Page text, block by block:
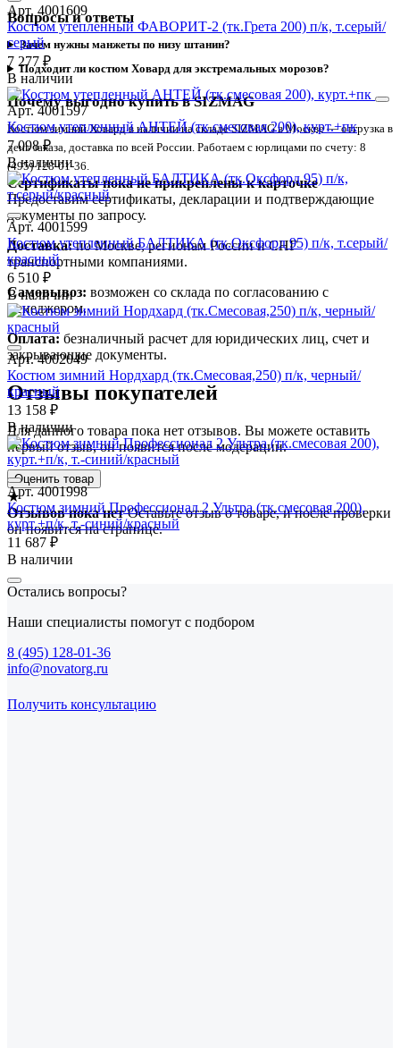
Вопросы и ответы
Зачем нужны манжеты по низу штанин?
Подходит ли костюм Ховард для экстремальных морозов?
Почему выгодно купить в SIZMAG
Костюм зимний Ховард в наличии на складе SIZMAG в Москве — отгрузка в
день заказа, доставка по всей России. Работаем с юрлицами по счету: 8
(495) 128-01-36.
Сертификаты пока не прикреплены к карточке
Предоставим сертификаты, декларации и подтверждающие
документы по запросу.
Доставка:по Москве, регионам России и СНГ
транспортными компаниями.
Самовывоз: возможен со склада по согласованию с
менеджером.
Оплата: безналичный расчет для юридических лиц, счет и
закрывающие документы.
Отзывы покупателей
Для данного товара пока нет отзывов. Вы можете оставить
первый отзыв, он появится после модерации.
Оценить товар
★
Отзывов пока нет Оставьте отзыв о товаре, и после проверки
он появится на странице.
Арт. 4001609
Костюм утепленный ФАВОРИТ-2 (тк.Грета 200) п/к, т.серый/
серый
7 277 ₽
В наличии
Арт. 4001597
Костюм утепленный АНТЕЙ (тк.смесовая 200), курт.+пк
7 098 ₽
В наличии
Арт. 4001599
Костюм утепленный БАЛТИКА (тк.Оксфорд 95) п/к, т.серый/
красный
6 510 ₽
В наличии
Арт. 4002049
Костюм зимний Нордхард (тк.Смесовая,250) п/к, черный/
красный
13 158 ₽
В наличии
Арт. 4001998
Костюм зимний Профессионал 2 Ультра (тк.смесовая 200),
курт.+п/к, т.-синий/красный
11 687 ₽
В наличии
Остались вопросы?
Наши специалисты помогут с подбором
8 (495) 128-01-36
info@novatorg.ru
Получить консультацию